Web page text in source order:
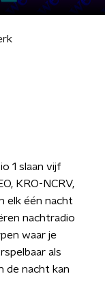
1 slaan vijf
KRO-NCRV,
elk één nacht
nachtradio
waar je
als
de nacht kan